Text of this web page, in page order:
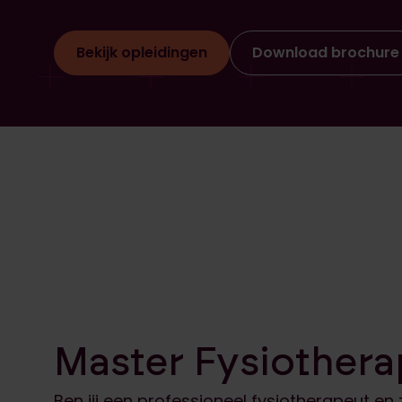
Bekijk opleidingen Download brochure
Master